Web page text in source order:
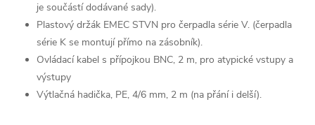
je součástí dodávané sady).
Plastový držák EMEC STVN pro čerpadla série V. (čerpadla
série K se montují přímo na zásobník).
Ovládací kabel s přípojkou BNC, 2 m, pro atypické vstupy a
výstupy
Výtlačná hadička, PE, 4/6 mm, 2 m (na přání i delší).